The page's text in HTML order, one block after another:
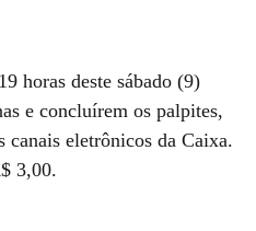
horas deste sábado (9)
e concluírem os palpites,
canais eletrônicos da Caixa.
3,00.